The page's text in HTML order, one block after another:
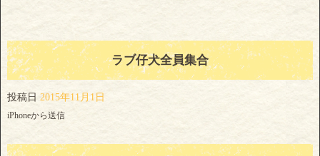
ラブ仔犬全員集合
投稿日 2015年11月1日
iPhoneから送信